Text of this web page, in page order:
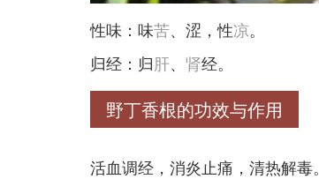
性味：味苦、涩，性凉。
归经：归肝、 肾经。
野丁香根的功效与作用
活血调经，消炎止痛，清热解毒。